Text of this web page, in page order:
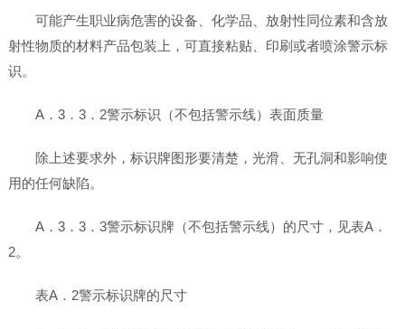
可能产生职业病危害的设备、化学品、放射性同位素和含放
射性物质的材料产品包装上，可直接粘贴、印刷或者喷涂警示标
识。
A．3．3．2警示标识（不包括警示线）表面质量
除上述要求外，标识牌图形要清楚，光滑、无孔洞和影响使
用的任何缺陷。
A．3．3．3警示标识牌（不包括警示线）的尺寸，见表A．
2。
表A．2警示标识牌的尺寸